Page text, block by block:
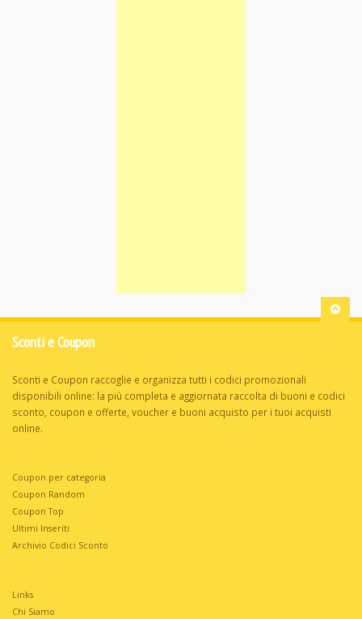
Sconti e Coupon
Sconti e Coupon raccoglie e organizza tutti i codici promozionali
disponibili online: la più completa e aggiornata raccolta di buoni e codici
sconto, coupon e offerte, voucher e buoni acquisto per i tuoi acquisti
online.
Coupon per categoria
Coupon Random
Coupon Top
Ultimi Inseriti
Archivio Codici Sconto
Links
Chi Siamo